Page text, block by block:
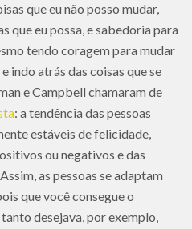
que eu não posso mudar,
que eu possa, e sabedoria para
tendo coragem para mudar
indo atrás das coisas que se
e Campbell chamaram de
: a tendência das pessoas
estáveis de felicidade,
ou negativos e das
as pessoas se adaptam
que você consegue o
desejava, por exemplo,